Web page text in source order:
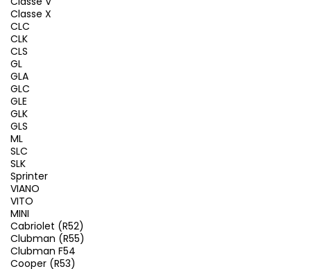
Classe X
CLC
CLK
CLS
GL
GLA
GLC
GLE
GLK
GLS
ML
SLC
SLK
Sprinter
VIANO
VITO
MINI
Cabriolet (R52)
Clubman (R55)
Clubman F54
Cooper (R53)